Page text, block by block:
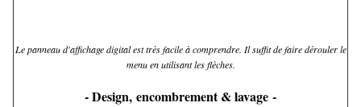
Le panneau d'affichage digital est très facile à comprendre. Il suffit de faire dérouler le
menu en utilisant les flèches.
- Design, encombrement & lavage -